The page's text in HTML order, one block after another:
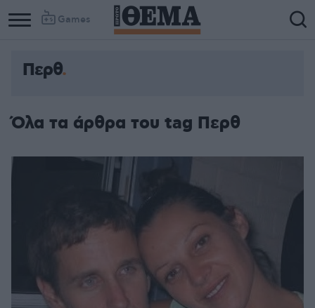
Games
Περθ
Όλα τα άρθρα του tag Περθ